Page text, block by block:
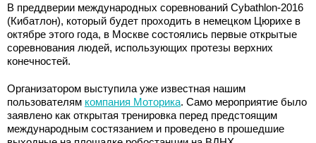
В преддверии международных соревнований Cybathlon-2016
(Кибатлон), который будет проходить в немецком Цюрихе в
октябре этого года, в Москве состоялись первые открытые
соревнования людей, использующих протезы верхних
конечностей.
Организатором выступила уже известная нашим
пользователям компания Моторика. Само мероприятие было
заявлено как открытая тренировка перед предстоящим
международным состязанием и проведено в прошедшие